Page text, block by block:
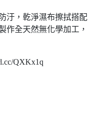
汙，乾淨濕布擦拭搭配
作全天然無化學加工，
QXKx1q